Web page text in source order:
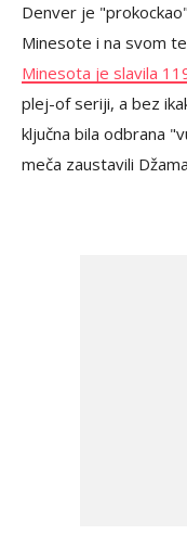
Denver je
Minesote i na svom
Minesota je slavila
plej-of seriji, a bez
ključna bila odbrana
meča zaustavili